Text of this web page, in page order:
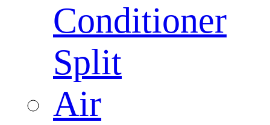
Conditioner
Split
Air